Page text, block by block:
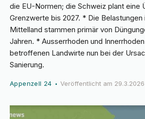
die EU-Normen; die Schweiz plant eine
Grenzwerte bis 2027. * Die Belastungen
Mittelland stammen primär von
Jahren. * Ausserrhoden und
betroffenen Landwirte nun bei der
Sanierung.
Appenzell 24 • Veröffentlicht am 29.3.2026